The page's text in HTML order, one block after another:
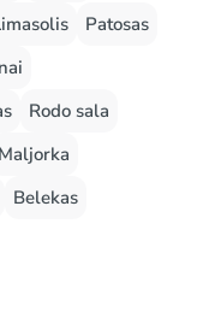
Patosas
Rodo sala
Maljorka
Belekas